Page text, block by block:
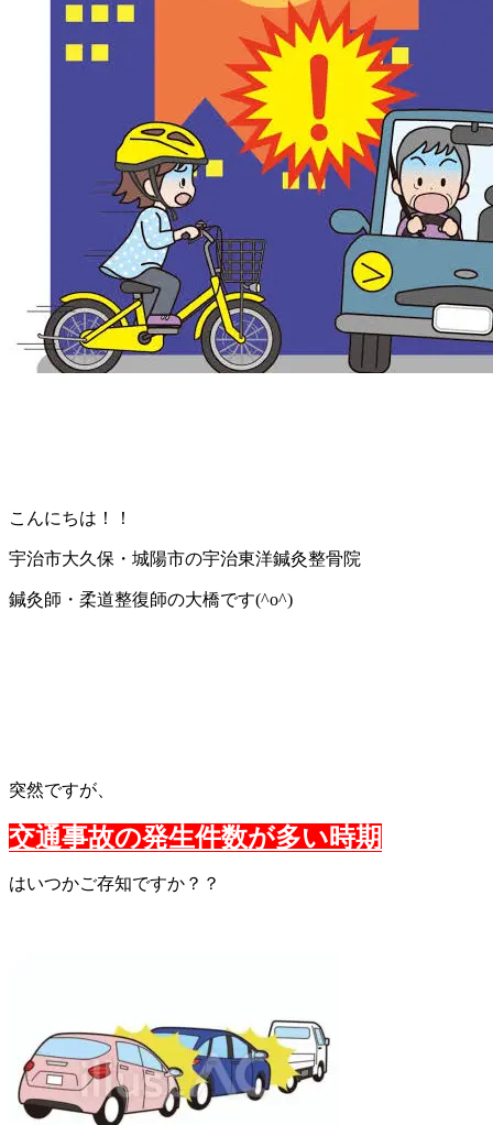
こんにちは！！
宇治市大久保・城陽市の宇治東洋鍼灸整骨院
鍼灸師・柔道整復師の大橋です(^o^)
突然ですが、
交通事故の発生件数が多い時期
はいつかご存知ですか？？